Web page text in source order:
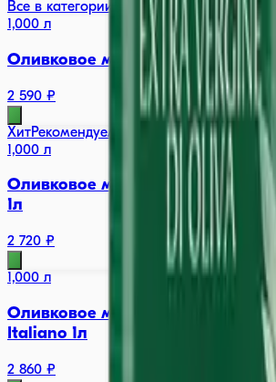
Все в категории →
1,000 л
Оливковое масло Basso Refined
2 590 ₽
ХитРекомендуем
1,000 л
Оливковое масло BARBERA
1л
2 720 ₽
1,000 л
Оливковое масло Basso Extra
Italiano 1л
2 860 ₽